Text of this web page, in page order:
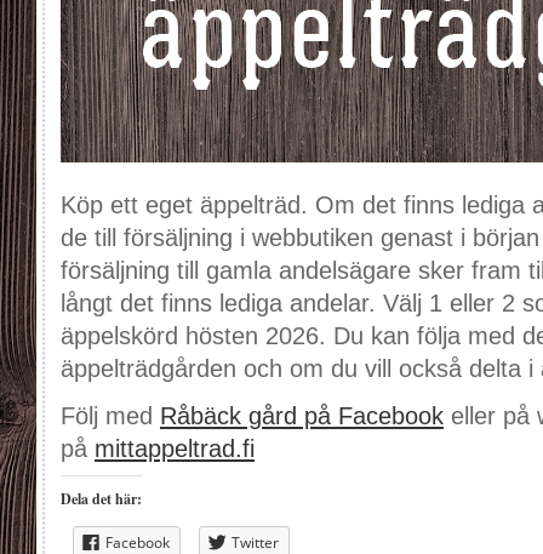
Köp ett eget äppelträd. Om det finns lediga
de till försäljning i webbutiken genast i
försäljning till gamla andelsägare sker fram
långt det finns lediga andelar. Välj 1 eller 2
äppelskörd hösten 2026. Du kan följa med
äppelträdgården och om du vill också delta i
Följ med Råbäck gård på Facebook eller på
på mittappeltrad.fi
Dela det här:
Facebook Twitter